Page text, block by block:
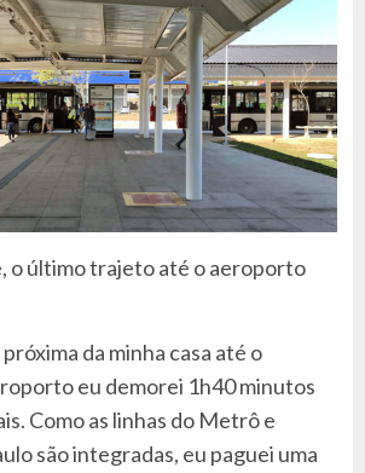
o último trajeto até o aeroporto
da minha casa até o
eu demorei 1h40 minutos
Como as linhas do Metrô e
são integradas, eu paguei uma